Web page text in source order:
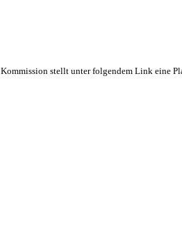
stellt unter folgendem Link eine